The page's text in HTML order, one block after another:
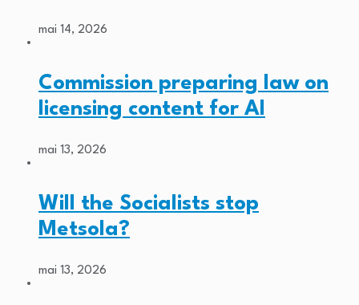
mai 14, 2026
Commission preparing law on
licensing content for AI
mai 13, 2026
Will the Socialists stop
Metsola?
mai 13, 2026